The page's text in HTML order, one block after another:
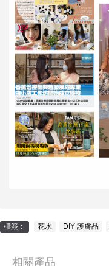
標簽︰ 花水 DIY 護膚品
相關產品